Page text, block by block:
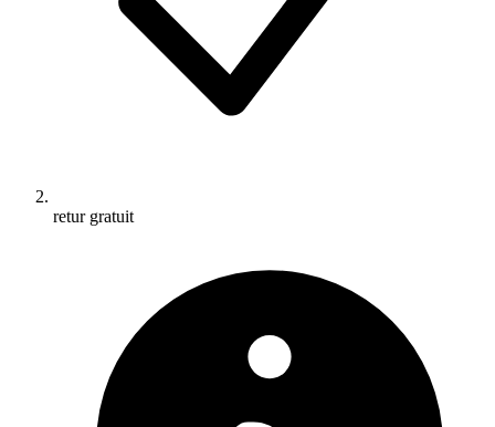
retur gratuit